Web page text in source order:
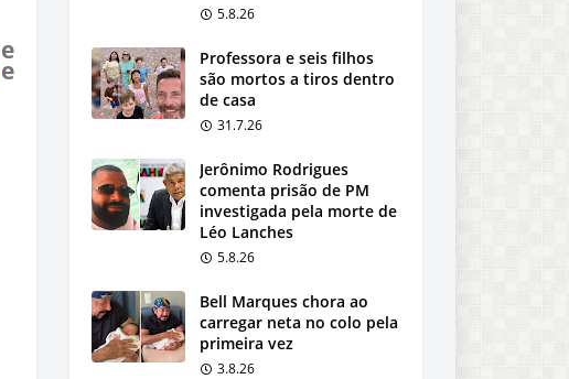
5.8.26
Professora e seis filhos
são mortos a tiros dentro
de casa
31.7.26
Jerônimo Rodrigues
comenta prisão de PM
investigada pela morte de
Léo Lanches
5.8.26
Bell Marques chora ao
carregar neta no colo pela
primeira vez
3.8.26